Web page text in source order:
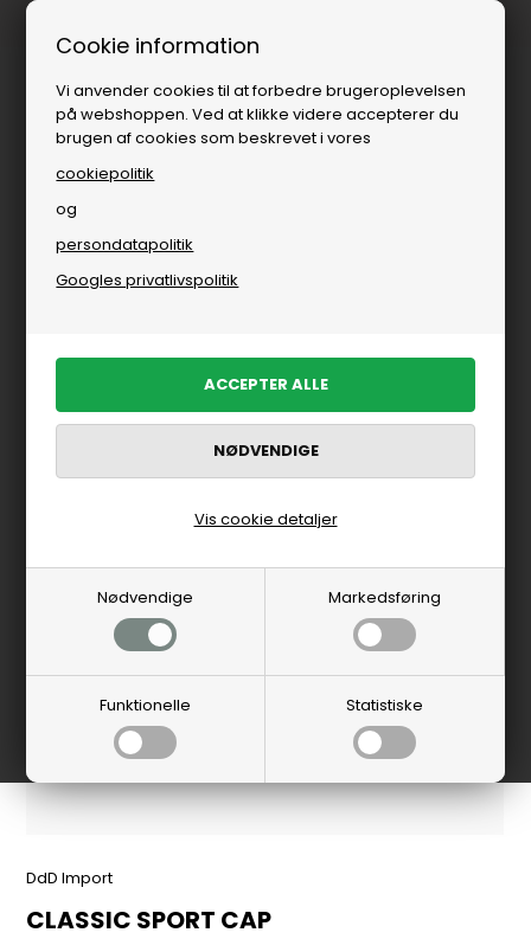
Cookie information
Vi anvender cookies til at forbedre brugeroplevelsen
på webshoppen. Ved at klikke videre accepterer du
brugen af cookies som beskrevet i vores
cookiepolitik
og
persondatapolitik
Googles privatlivspolitik
Nødvendige Markedsføring
Funktionelle Statistiske
Vis cookie detaljer
DdD Import
CLASSIC SPORT CAP